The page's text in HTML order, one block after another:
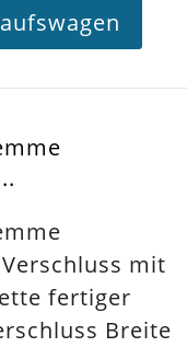
mit
fertiger
Breite